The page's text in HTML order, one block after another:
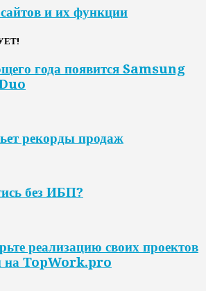
и их функции
года появится Samsung
рекорды продаж
без ИБП?
реализацию своих проектов
на TopWork.pro